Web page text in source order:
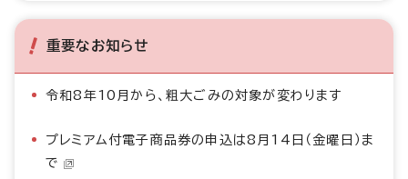
重要なお知らせ
令和8年10月から、粗大ごみの対象が変わります
プレミアム付電子商品券の申込は8月14日（金曜日）ま
で